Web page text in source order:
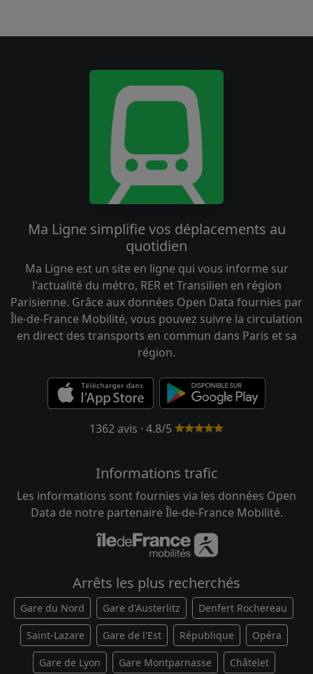
Ma Ligne simplifie vos déplacements au
quotidien
Ma Ligne est un site en ligne qui vous informe sur
l'actualité du métro, RER et Transilien en région
Parisienne. Grâce aux données Open Data fournies par
Île-de-France Mobilité, vous pouvez suivre la circulation
en direct des transports en commun dans Paris et sa
région.
1362 avis · 4.8/5
Informations trafic
Les informations sont fournies via les données Open
Data de notre partenaire Île-de-France Mobilité.
Arrêts les plus recherchés
Gare du Nord Gare d'Austerlitz Denfert Rochereau
Saint-Lazare Gare de l'Est République Opéra
Gare de Lyon Gare Montparnasse Châtelet